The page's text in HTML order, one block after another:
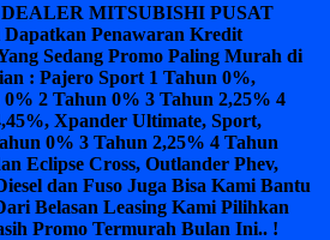
MITSUBISHI PUSAT
Penawaran Kredit
Sedang Promo Paling Murah di
: Pajero Sport 1 Tahun 0%,
2 Tahun 0% 3 Tahun 2,25% 4
Xpander Ultimate, Sport,
0% 3 Tahun 2,25% 4 Tahun
Eclipse Cross, Outlander Phev,
dan Fuso Juga Bisa Kami Bantu
Belasan Leasing Kami Pilihkan
Promo Termurah Bulan Ini.. !